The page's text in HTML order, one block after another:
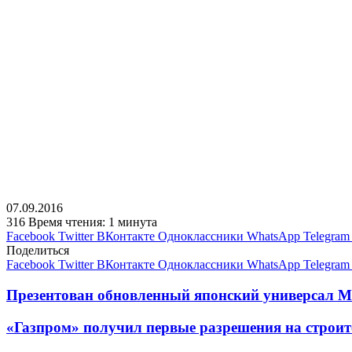
07.09.2016
316 Время чтения: 1 минута
Facebook Twitter ВКонтакте Одноклассники WhatsApp Telegram
Поделиться
Facebook Twitter ВКонтакте Одноклассники WhatsApp Telegram
Презентован обновленный японский универсал
«Газпром» получил первые разрешения на